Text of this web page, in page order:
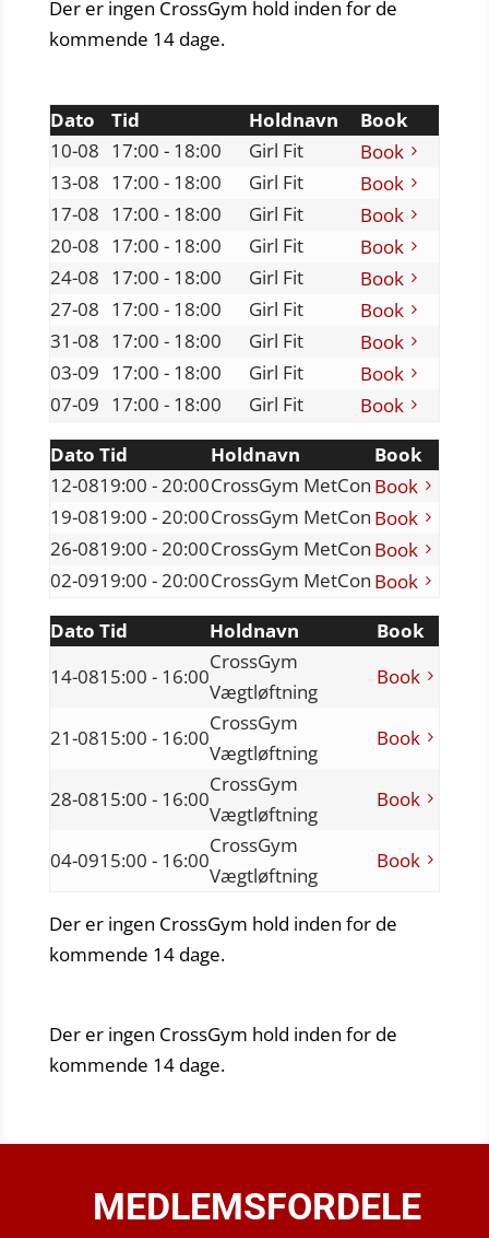
Der er ingen CrossGym hold inden for de
kommende 14 dage.
Dato Tid Holdnavn
Book
10-08 17:00 - 18:00 Girl Fit
Book
13-08 17:00 - 18:00 Girl Fit
Book
17-08 17:00 - 18:00 Girl Fit
Book
20-08 17:00 - 18:00 Girl Fit
Book
24-08 17:00 - 18:00 Girl Fit
Book
27-08 17:00 - 18:00 Girl Fit
Book
31-08 17:00 - 18:00 Girl Fit
Book
03-09 17:00 - 18:00 Girl Fit
Book
07-09 17:00 - 18:00 Girl Fit
Book
Dato Tid Holdnavn
Book
12-0819:00 - 20:00CrossGym MetCon Book
19-0819:00 - 20:00CrossGym MetCon Book
26-0819:00 - 20:00CrossGym MetCon Book
02-0919:00 - 20:00CrossGym MetCon Book
Dato Tid Holdnavn
Book
14-0815:00 - 16:00
CrossGym
Vægtløftning
Book
21-0815:00 - 16:00
CrossGym
Vægtløftning
Book
28-0815:00 - 16:00
CrossGym
Vægtløftning
Book
04-0915:00 - 16:00
CrossGym
Vægtløftning
Book
Der er ingen CrossGym hold inden for de
kommende 14 dage.
Der er ingen CrossGym hold inden for de
kommende 14 dage.
MEDLEMSFORDELE